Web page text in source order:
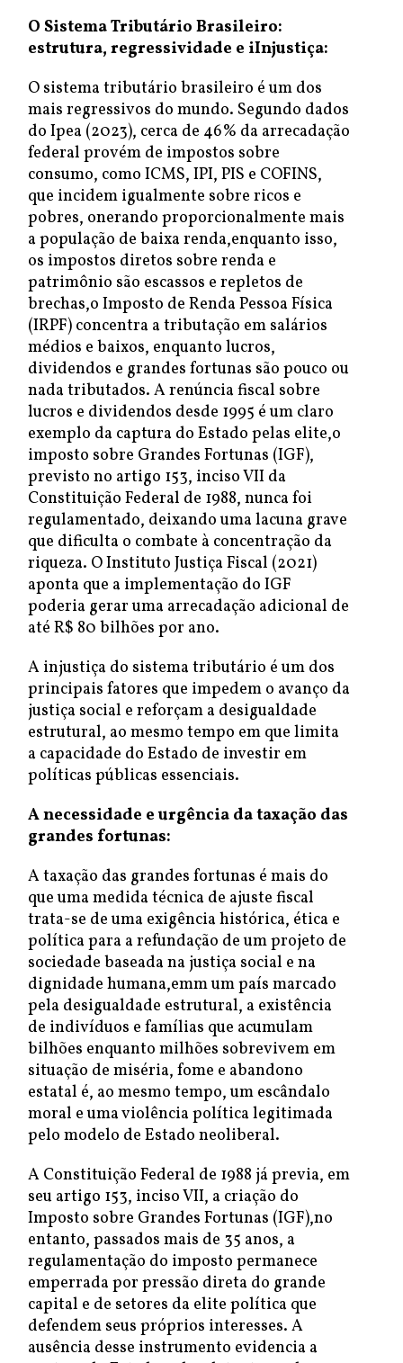
O Sistema Tributário Brasileiro:
estrutura, regressividade e iInjustiça:
O sistema tributário brasileiro é um dos
mais regressivos do mundo. Segundo dados
do Ipea (2023), cerca de 46% da arrecadação
federal provém de impostos sobre
consumo, como ICMS, IPI, PIS e COFINS,
que incidem igualmente sobre ricos e
pobres, onerando proporcionalmente mais
a população de baixa renda,enquanto isso,
os impostos diretos sobre renda e
patrimônio são escassos e repletos de
brechas,o Imposto de Renda Pessoa Física
(IRPF) concentra a tributação em salários
médios e baixos, enquanto lucros,
dividendos e grandes fortunas são pouco ou
nada tributados. A renúncia fiscal sobre
lucros e dividendos desde 1995 é um claro
exemplo da captura do Estado pelas elite,o
imposto sobre Grandes Fortunas (IGF),
previsto no artigo 153, inciso VII da
Constituição Federal de 1988, nunca foi
regulamentado, deixando uma lacuna grave
que dificulta o combate à concentração da
riqueza. O Instituto Justiça Fiscal (2021)
aponta que a implementação do IGF
poderia gerar uma arrecadação adicional de
até R$ 80 bilhões por ano.
A injustiça do sistema tributário é um dos
principais fatores que impedem o avanço da
justiça social e reforçam a desigualdade
estrutural, ao mesmo tempo em que limita
a capacidade do Estado de investir em
políticas públicas essenciais.
A necessidade e urgência da taxação das
grandes fortunas:
A taxação das grandes fortunas é mais do
que uma medida técnica de ajuste fiscal
trata-se de uma exigência histórica, ética e
política para a refundação de um projeto de
sociedade baseada na justiça social e na
dignidade humana,emm um país marcado
pela desigualdade estrutural, a existência
de indivíduos e famílias que acumulam
bilhões enquanto milhões sobrevivem em
situação de miséria, fome e abandono
estatal é, ao mesmo tempo, um escândalo
moral e uma violência política legitimada
pelo modelo de Estado neoliberal.
A Constituição Federal de 1988 já previa, em
seu artigo 153, inciso VII, a criação do
Imposto sobre Grandes Fortunas (IGF),no
entanto, passados mais de 35 anos, a
regulamentação do imposto permanece
emperrada por pressão direta do grande
capital e de setores da elite política que
defendem seus próprios interesses. A
ausência desse instrumento evidencia a